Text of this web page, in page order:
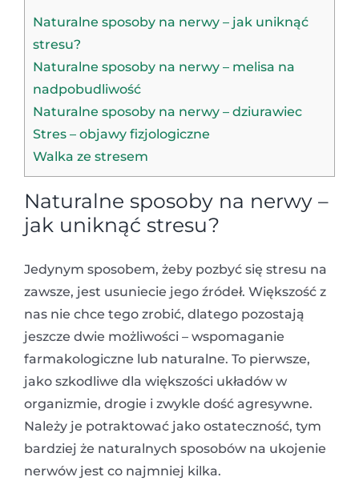
Naturalne sposoby na nerwy – jak uniknąć
stresu?
Naturalne sposoby na nerwy – melisa na
nadpobudliwość
Naturalne sposoby na nerwy – dziurawiec
Stres – objawy fizjologiczne
Walka ze stresem
Naturalne sposoby na nerwy –
jak uniknąć stresu?
Jedynym sposobem, żeby pozbyć się stresu na
zawsze, jest usuniecie jego źródeł. Większość z
nas nie chce tego zrobić, dlatego pozostają
jeszcze dwie możliwości – wspomaganie
farmakologiczne lub naturalne. To pierwsze,
jako szkodliwe dla większości układów w
organizmie, drogie i zwykle dość agresywne.
Należy je potraktować jako ostateczność, tym
bardziej że naturalnych sposobów na ukojenie
nerwów jest co najmniej kilka.